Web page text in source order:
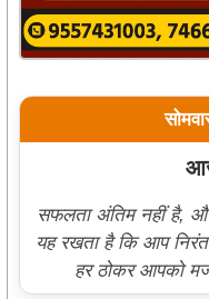
सफलता अंतिम नहीं है,
यह रखता है कि आप
हर ठोकर आपको